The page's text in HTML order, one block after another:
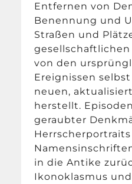
Entfernen von
Benennung und
Straßen und
von den
Ereignissen
neuen,
herstellt.
geraubter
in die Antike
Ikonoklasmus